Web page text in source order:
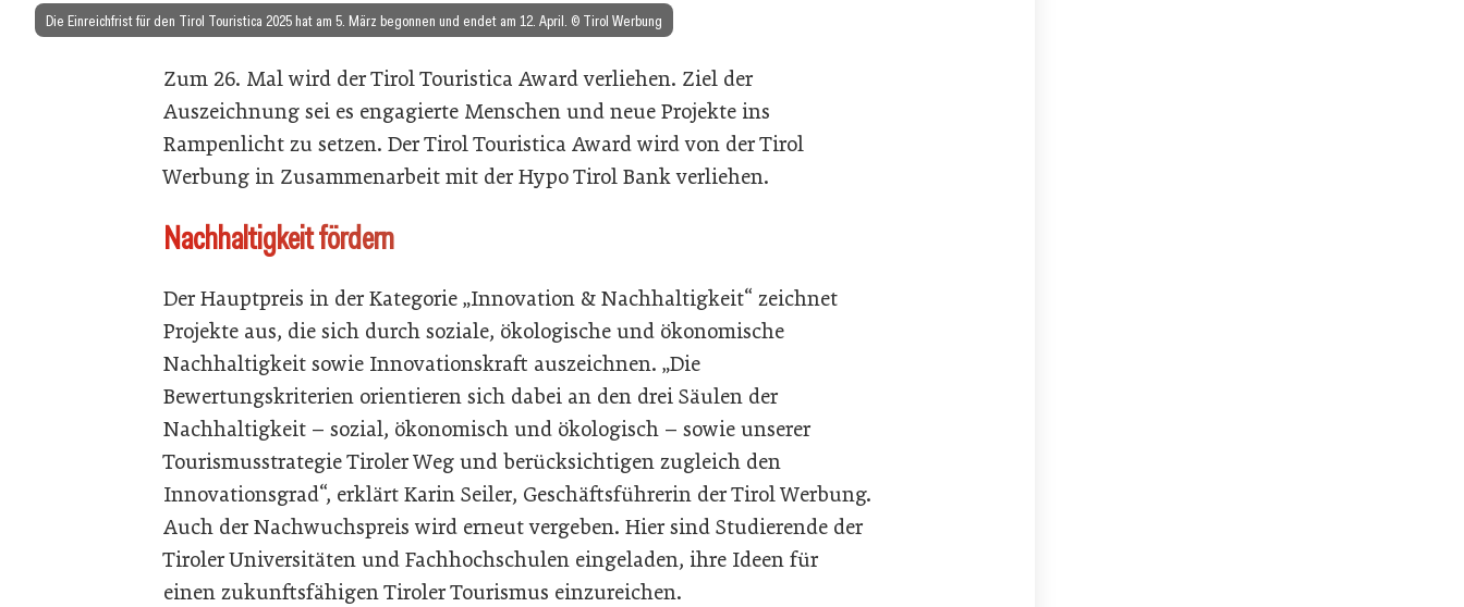
Die Einreichfrist für den Tirol Touristica 2025 hat am 5. März begonnen und endet am 12. April. © Tirol Werbung
Zum 26. Mal wird der Tirol Touristica Award verliehen. Ziel der
Auszeichnung sei es engagierte Menschen und neue Projekte ins
Rampenlicht zu setzen. Der Tirol Touristica Award wird von der Tirol
Werbung in Zusammenarbeit mit der Hypo Tirol Bank verliehen.
Nachhaltigkeit fördern
Der Hauptpreis in der Kategorie „Innovation & Nachhaltigkeit“ zeichnet
Projekte aus, die sich durch soziale, ökologische und ökonomische
Nachhaltigkeit sowie Innovationskraft auszeichnen. „Die
Bewertungskriterien orientieren sich dabei an den drei Säulen der
Nachhaltigkeit – sozial, ökonomisch und ökologisch – sowie unserer
Tourismusstrategie Tiroler Weg und berücksichtigen zugleich den
Innovationsgrad“, erklärt Karin Seiler, Geschäftsführerin der Tirol Werbung.
Auch der Nachwuchspreis wird erneut vergeben. Hier sind Studierende der
Tiroler Universitäten und Fachhochschulen eingeladen, ihre Ideen für
einen zukunftsfähigen Tiroler Tourismus einzureichen.